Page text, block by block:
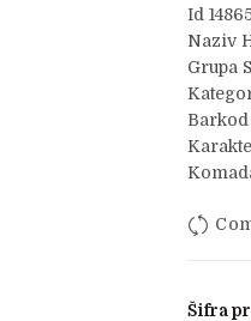
Id
Naziv
Grupa
Šifra